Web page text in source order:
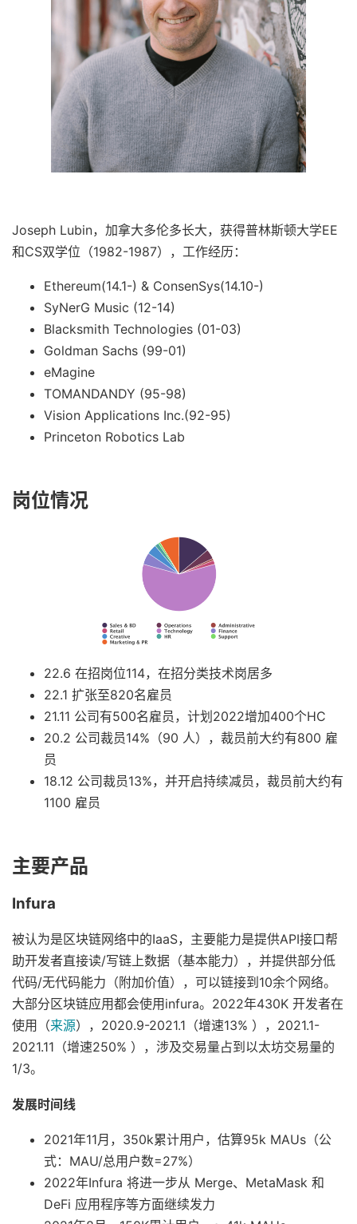
Joseph Lubin，加拿大多伦多长大，获得普林斯顿大学EE
和CS双学位（1982-1987），工作经历：
Ethereum(14.1-) & ConsenSys(14.10-)
SyNerG Music (12-14)
Blacksmith Technologies (01-03)
Goldman Sachs (99-01)
eMagine
TOMANDANDY (95-98)
Vision Applications Inc.(92-95)
Princeton Robotics Lab
岗位情况
22.6 在招岗位114，在招分类技术岗居多
22.1 扩张至820名雇员
21.11 公司有500名雇员，计划2022增加400个HC
20.2 公司裁员14%（90 人），裁员前大约有800 雇
员
18.12 公司裁员13%，并开启持续减员，裁员前大约有
1100 雇员
主要产品
Infura
被认为是区块链网络中的IaaS，主要能力是提供API接口帮
助开发者直接读/写链上数据（基本能力），并提供部分低
代码/无代码能力（附加价值），可以链接到10余个网络。
大部分区块链应用都会使用infura。2022年430K 开发者在
使用（来源），2020.9-2021.1（增速13% ），2021.1-
2021.11（增速250% ），涉及交易量占到以太坊交易量的
1/3。
发展时间线
2021年11月，350k累计用户，估算95k MAUs（公
式：MAU/总用户数=27%）
2022年Infura 将进一步从 Merge、MetaMask 和
DeFi 应用程序等方面继续发力